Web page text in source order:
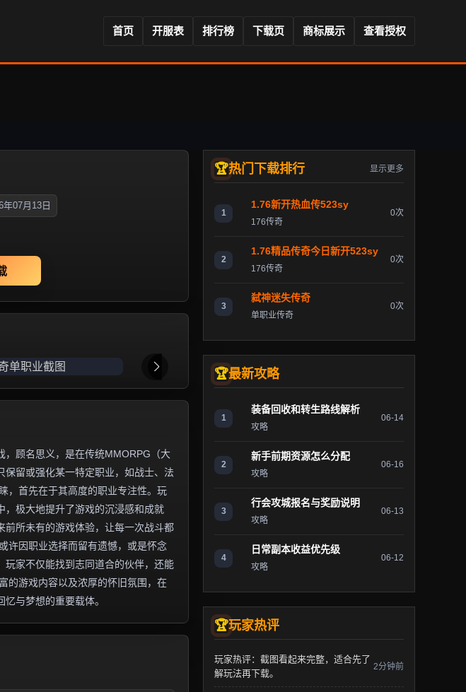
首页 开服表 排行榜 下载页 商标展示 查看授权
07月13日
，顾名思义，是在传统MMORPG（大
留或强化某一特定职业，如战士、法
，首先在于其高度的职业专注性。玩
，极大地提升了游戏的沉浸感和成就
所未有的游戏体验，让每一次战斗都
许因职业选择而留有遗憾，或是怀念
家不仅能找到志同道合的伙伴，还能
的游戏内容以及浓厚的怀旧氛围，在
与梦想的重要载体。
热门下载排行 显示更多
1
1.76新开热血传523sy
176传奇
0次
2
1.76精品传奇今日新开523sy
176传奇
0次
3
弑神迷失传奇
单职业传奇
0次
最新攻略
1
装备回收和转生路线解析
攻略
06-14
2
新手前期资源怎么分配
攻略
06-16
3
行会攻城报名与奖励说明
攻略
06-13
4
日常副本收益优先级
攻略
06-12
玩家热评
玩家热评：截图看起来完整，适合先了
解玩法再下载。
2分钟前